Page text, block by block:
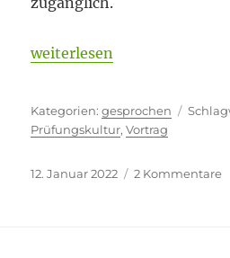
„Didaktik zu Mittag“
weiterlesen
Kategorien
gesprochen
Prüfungskultur,Vortrag
Veröffentlicht
12. Januar 2022 2 Kommentarezu